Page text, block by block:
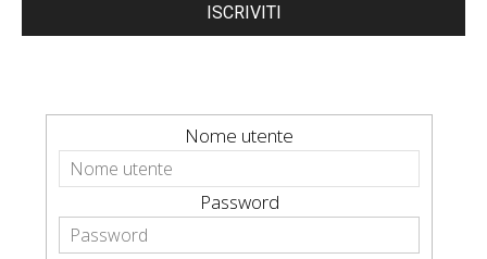
ISCRIVITI
Nome utente
Password